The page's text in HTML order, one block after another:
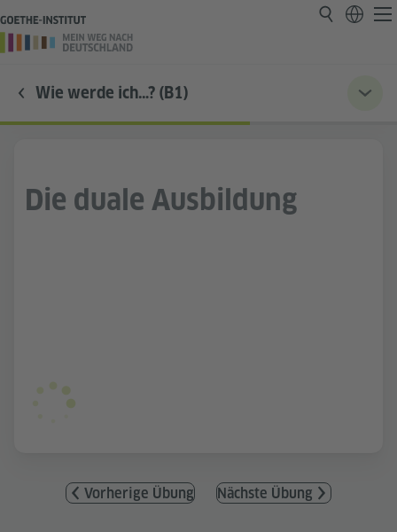
Wie werde ich…? (B1)
Die duale Ausbildung
Vorherige Übung Nächste Übung